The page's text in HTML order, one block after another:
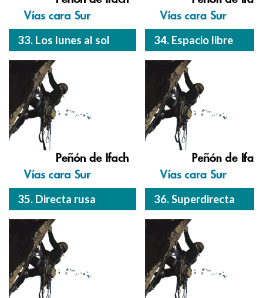
33. Los lunes al sol 34. Espacio libre
35. Directa rusa 36. Superdirecta